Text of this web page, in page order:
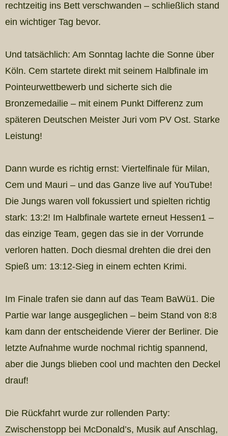
rechtzeitig ins Bett verschwanden – schließlich stand
ein wichtiger Tag bevor.
Und tatsächlich: Am Sonntag lachte die Sonne über
Köln. Cem startete direkt mit seinem Halbfinale im
Pointeurwettbewerb und sicherte sich die
Bronzemedailie – mit einem Punkt Differenz zum
späteren Deutschen Meister Juri vom PV Ost. Starke
Leistung!
Dann wurde es richtig ernst: Viertelfinale für Milan,
Cem und Mauri – und das Ganze live auf YouTube!
Die Jungs waren voll fokussiert und spielten richtig
stark: 13:2! Im Halbfinale wartete erneut Hessen1 –
das einzige Team, gegen das sie in der Vorrunde
verloren hatten. Doch diesmal drehten die drei den
Spieß um: 13:12-Sieg in einem echten Krimi.
Im Finale trafen sie dann auf das Team BaWü1. Die
Partie war lange ausgeglichen – beim Stand von 8:8
kam dann der entscheidende Vierer der Berliner. Die
letzte Aufnahme wurde nochmal richtig spannend,
aber die Jungs blieben cool und machten den Deckel
drauf!
Die Rückfahrt wurde zur rollenden Party:
Zwischenstopp bei McDonald’s, Musik auf Anschlag,